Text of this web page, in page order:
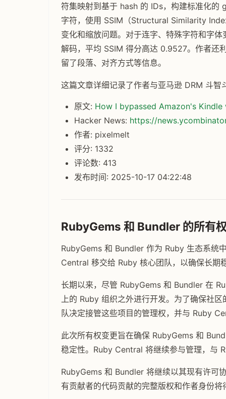
符集映射到基于 hash 的 IDs，构建标准化
字符，使用 SSIM（Structural Similarity
变化和缩放问题。对于连字、特殊字符和字
解码，平均 SSIM 得分高达 0.9527。作者还
留了段落、对齐方式等信息。
这篇文章详细记录了作者与亚马逊 DRM 斗
原文: How I bypassed Amazon's Kindle
Hacker News: https://
作者: pixelmelt
评分: 1332
评论数: 413
发布时间: 2025-10-17 04:22:48
RubyGems 和 Bundler 的所有
RubyGems 和 Bundler 作为 Ruby 生态系统
Central 移交给 Ruby 核心团队，以确保长期
长期以来，尽管 RubyGems 和 Bundler 在
上的 Ruby 组织之外进行开发。为了确保社
队决定接管这些项目的管理权，并与 Ruby
此次所有权变更旨在确保 RubyGems 和
稳定性。Ruby Central 将继续参与管理，与
RubyGems 和 Bundler 将继续以其现有许可
有贡献者的代码贡献的完整版权和作者身份